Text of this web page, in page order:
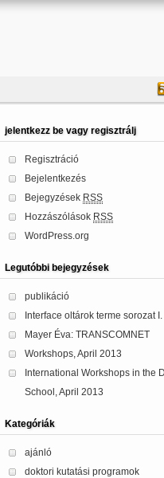
jelentkezz be vagy regisztrálj
Regisztráció
Bejelentkezés
Bejegyzések RSS
Hozzászólások RSS
WordPress.org
Legutóbbi bejegyzések
publikáció
Interface oltárok terme sorozat I.
Mayer Éva: TRANSCOMNET
Workshops, April 2013
International Workshops in the
School, April 2013
Kategóriák
ajánló
doktori kutatási programok